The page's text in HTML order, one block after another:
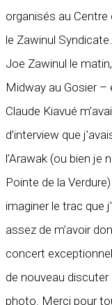
organisés au Centre
le Zawinul
Joe Zawinul le
Midway au Gosier –
Claude Kiavué
d’interview que
l’Arawak (ou bien je
Pointe de la
imaginer le trac que
assez de m’avoir
concert
de nouveau discuter
photo. Merci pour